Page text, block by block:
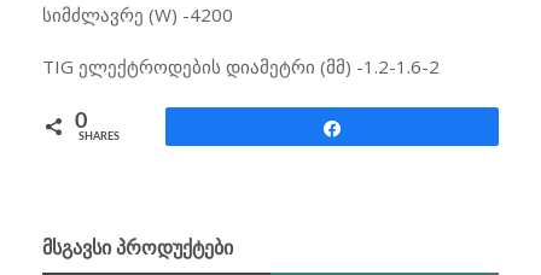
სიმძლავრე (W) -4200
TIG ელექტროდების დიამეტრი (მმ) -1.2-1.6-2
0
SHARES
ᲛᲡᲒᲐᲕᲡᲘ ᲞᲠᲝᲓᲣᲥᲢᲔᲑᲘ